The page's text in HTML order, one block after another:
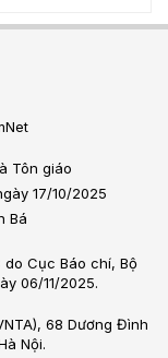
Tôn giáo
17/10/2025
Bá
do Cục Báo chí, Bộ
06/11/2025.
68 Dương Đình
Nội.